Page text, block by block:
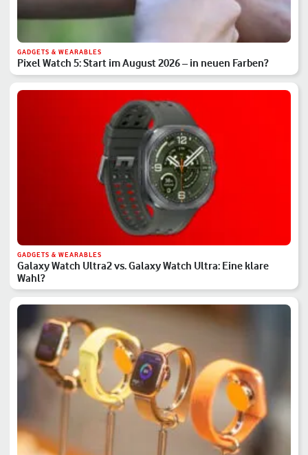
GADGETS & WEARABLES
Pixel Watch 5: Start im August 2026 – in neuen Farben?
GADGETS & WEARABLES
Galaxy Watch Ultra2 vs. Galaxy Watch Ultra: Eine klare
Wahl?